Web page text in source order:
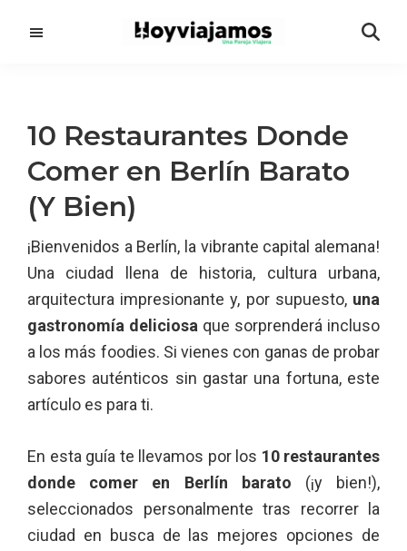
principal
10 Restaurantes Donde
Comer en Berlín Barato
(Y Bien)
¡Bienvenidos a Berlín, la vibrante capital alemana!
Una ciudad llena de historia, cultura urbana,
arquitectura impresionante y, por supuesto, una
gastronomía deliciosa que sorprenderá incluso
a los más foodies. Si vienes con ganas de probar
sabores auténticos sin gastar una fortuna, este
artículo es para ti.
En esta guía te llevamos por los 10 restaurantes
donde comer en Berlín barato (¡y bien!),
seleccionados personalmente tras recorrer la
ciudad en busca de las mejores opciones de